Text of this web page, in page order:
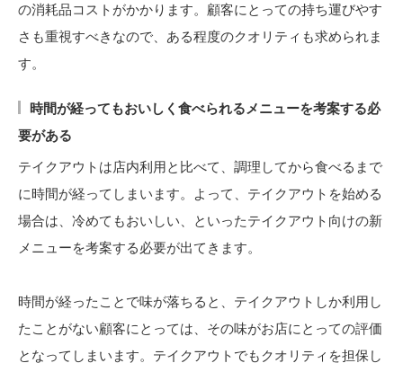
の消耗品コストがかかります。顧客にとっての持ち運びやす
さも重視すべきなので、ある程度のクオリティも求められま
す。
時間が経ってもおいしく食べられるメニューを考案する必
要がある
テイクアウトは店内利用と比べて、調理してから食べるまで
に時間が経ってしまいます。よって、テイクアウトを始める
場合は、冷めてもおいしい、といったテイクアウト向けの新
メニューを考案する必要が出てきます。
時間が経ったことで味が落ちると、テイクアウトしか利用し
たことがない顧客にとっては、その味がお店にとっての評価
となってしまいます。テイクアウトでもクオリティを担保し